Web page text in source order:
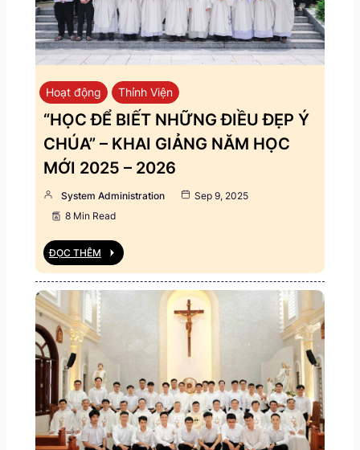
Hoạt động Thỉnh Viện
“HỌC ĐỂ BIẾT NHỮNG ĐIỀU ĐẸP Ý
CHÚA” – KHAI GIẢNG NĂM HỌC
MỚI 2025 – 2026
System Administration
Sep 9, 2025
8 Min Read
ĐỌC THÊM